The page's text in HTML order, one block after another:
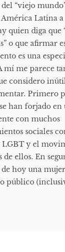
“viejo
América Latina
quien diga que
o que afirmar
es una
mí me parece
considero
Primero
han forjado en
con muchos
sociales
y el
de ellos. En
de hoy una
público